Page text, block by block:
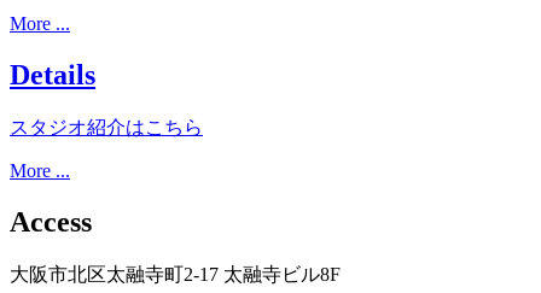
More ...
Details
スタジオ紹介はこちら
More ...
Access
大阪市北区太融寺町2-17 太融寺ビル8F